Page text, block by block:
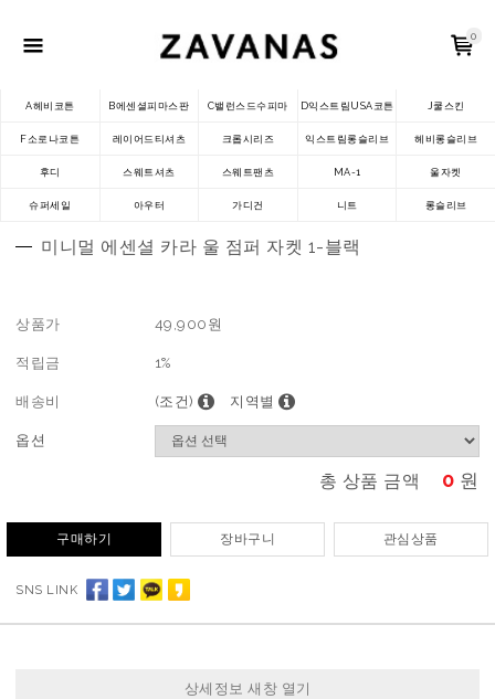
0
A헤비코튼 B에센셜피마스판 C밸런스드수피마 D익스트림USA코튼 J쿨스킨
F소로나코튼 레이어드티셔츠 크롭시리즈 익스트림롱슬리브 헤비롱슬리브
후디 스웨트셔츠 스웨트팬츠 MA-1 울자켓
슈퍼세일 아우터 가디건 니트 롱슬리브
미니멀 에센셜 카라 울 점퍼 자켓 1-블랙
상품가 49,900 원
적립금 1%
배송비 (조건) 지역별
옵션
총 상품 금액 0 원
구매하기 장바구니 관심상품
SNS LINK
상세정보 새창 열기